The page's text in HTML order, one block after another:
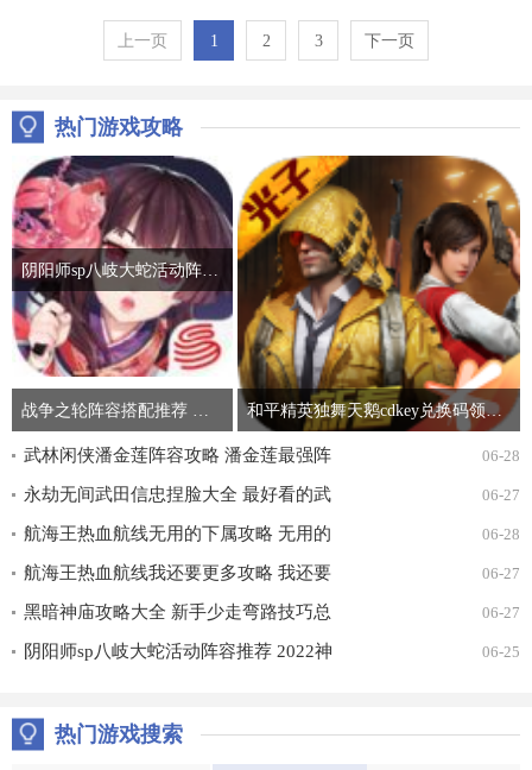
上一页 1 2 3 下一页
热门游戏攻略
阴阳师sp八岐大蛇活动阵容推荐 2022神堕八岐大蛇活动通关攻略
和平精英独舞天鹅cdkey兑换码领取免费2022 吃鸡独舞天鹅cdk兑换码最新汇总
武林闲侠潘金莲阵容攻略 潘金莲最强阵
容搭配推荐
06-28
永劫无间武田信忠捏脸大全 最好看的武
田信忠捏脸数据一览
06-27
航海王热血航线无用的下属攻略 无用的
下属探索通关打法详解
06-28
航海王热血航线我还要更多攻略 我还要
更多无尽探索通关打法详解
06-27
黑暗神庙攻略大全 新手少走弯路技巧总
汇
06-27
阴阳师sp八岐大蛇活动阵容推荐 2022神 06-25
热门游戏搜索